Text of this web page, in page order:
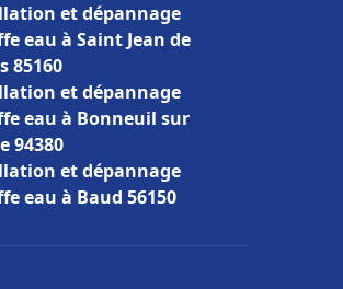
et dépannage
eau à Saint Jean de
85160
et dépannage
eau à Bonneuil sur
94380
et dépannage
eau à Baud 56150